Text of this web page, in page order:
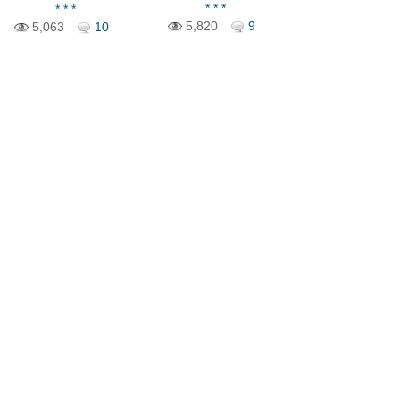
* * *
5,063
10
* * *
5,820
9